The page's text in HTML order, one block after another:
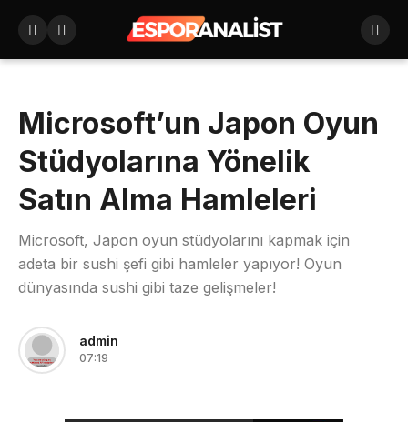
Microsoft’un Japon Oyun
Stüdyolarına Yönelik
Satın Alma Hamleleri
Microsoft, Japon oyun stüdyolarını kapmak için
adeta bir sushi şefi gibi hamleler yapıyor! Oyun
dünyasında sushi gibi taze gelişmeler!
admin
07:19